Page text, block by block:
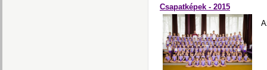
Csapatképek - 2015